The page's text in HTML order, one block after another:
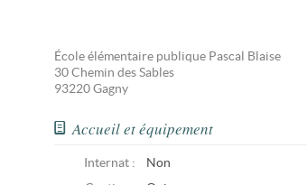
École élémentaire publique Pascal Blaise
30 Chemin des Sables
93220 Gagny
Accueil et équipement
Internat :
Non